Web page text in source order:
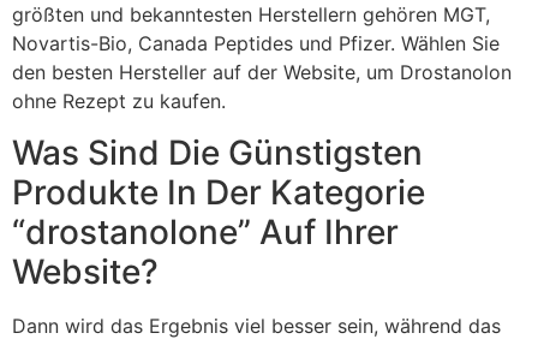
größten und bekanntesten Herstellern gehören MGT,
Novartis-Bio, Canada Peptides und Pfizer. Wählen Sie
den besten Hersteller auf der Website, um Drostanolon
ohne Rezept zu kaufen.
Was Sind Die Günstigsten
Produkte In Der Kategorie
“drostanolone” Auf Ihrer
Website?
Dann wird das Ergebnis viel besser sein, während das